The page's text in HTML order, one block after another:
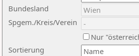
Sortierung
Bundesland
Spgem./Kreis/Verein
Nur